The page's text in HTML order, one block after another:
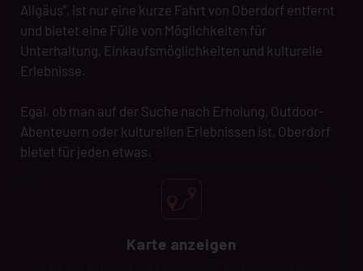
Allgäus", ist nur eine kurze Fahrt von Oberdorf entfernt
und bietet eine Fülle von Möglichkeiten für
Unterhaltung, Einkaufsmöglichkeiten und kulturelle
Erlebnisse.
Egal, ob man auf der Suche nach Erholung, Outdoor-
Abenteuern oder kulturellen Erlebnissen ist, Oberdorf
bietet für jeden etwas.
Karte anzeigen